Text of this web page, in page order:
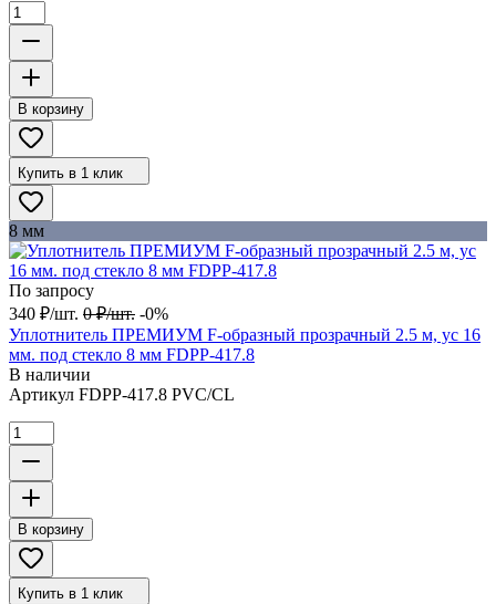
В корзину
Купить в 1 клик
8 мм
По запросу
340 ₽/шт. 0 ₽/шт. -0%
Уплотнитель ПРЕМИУМ F-образный прозрачный 2.5 м, ус 16
мм. под стекло 8 мм FDPP-417.8
В наличии
Артикул FDPP-417.8 PVC/CL
В корзину
Купить в 1 клик